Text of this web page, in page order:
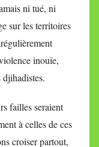
ni tué, ni
sur les territoires
inouïe,
failles seraient
à celles de ces
croiser partout,